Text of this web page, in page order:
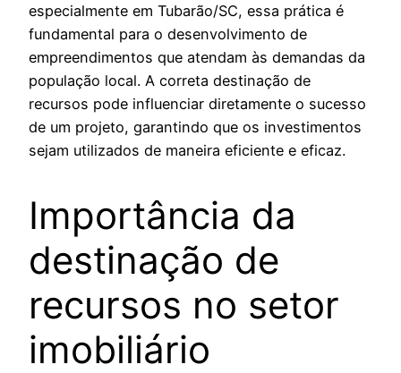
especialmente em Tubarão/SC, essa prática é
fundamental para o desenvolvimento de
empreendimentos que atendam às demandas da
população local. A correta destinação de
recursos pode influenciar diretamente o sucesso
de um projeto, garantindo que os investimentos
sejam utilizados de maneira eficiente e eficaz.
Importância da
destinação de
recursos no setor
imobiliário